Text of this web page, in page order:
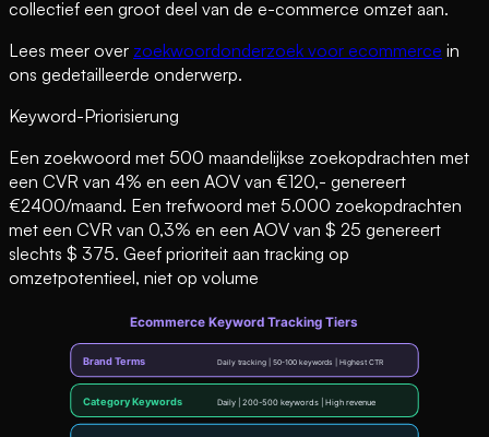
collectief een groot deel van de e-commerce omzet aan.
Lees meer over zoekwoordonderzoek voor ecommerce in
ons gedetailleerde onderwerp.
Keyword-Priorisierung
Een zoekwoord met 500 maandelijkse zoekopdrachten met
een CVR van 4% en een AOV van €120,- genereert
€2400/maand. Een trefwoord met 5.000 zoekopdrachten
met een CVR van 0,3% en een AOV van $ 25 genereert
slechts $ 375. Geef prioriteit aan tracking op
omzetpotentieel, niet op volume